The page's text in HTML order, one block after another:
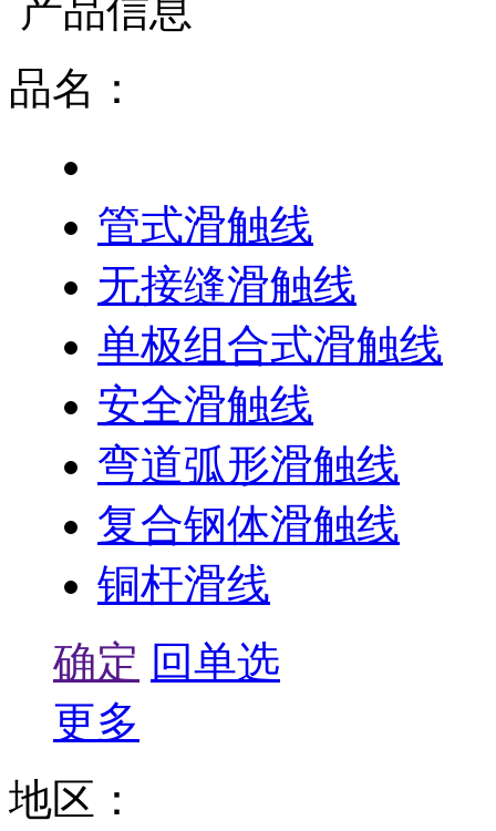
产品信息
品名：
管式滑触线
无接缝滑触线
单极组合式滑触线
安全滑触线
弯道弧形滑触线
复合钢体滑触线
铜杆滑线
确定 回单选
更多
地区：